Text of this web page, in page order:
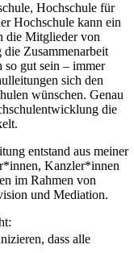
Hochschule für
Hochschule kann ein
die Mitglieder von
Zusammenarbeit
so gut sein – immer
sich den
wünschen. Genau
die
entstand aus meiner
Kanzler*innen
im Rahmen von
und Mediation.
dass alle